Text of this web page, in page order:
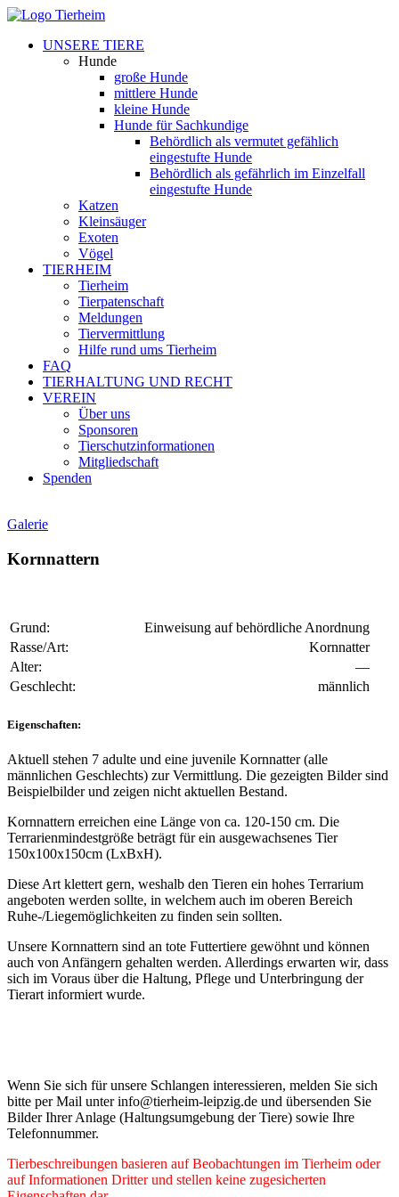
UNSERE TIERE
Hunde
große Hunde
mittlere Hunde
kleine Hunde
Hunde für Sachkundige
Behördlich als vermutet gefählich
eingestufte Hunde
Behördlich als gefährlich im Einzelfall
eingestufte Hunde
Katzen
Kleinsäuger
Exoten
Vögel
TIERHEIM
Tierheim
Tierpatenschaft
Meldungen
Tiervermittlung
Hilfe rund ums Tierheim
FAQ
TIERHALTUNG UND RECHT
VEREIN
Über uns
Sponsoren
Tierschutzinformationen
Mitgliedschaft
Spenden
Galerie
Kornnattern
Grund:
Einweisung auf behördliche Anordnung
Rasse/Art:
Kornnatter
Alter:
—
Geschlecht:
männlich
Eigenschaften:
Aktuell stehen 7 adulte und eine juvenile Kornnatter (alle
männlichen Geschlechts) zur Vermittlung. Die gezeigten Bilder sind
Beispielbilder und zeigen nicht aktuellen Bestand.
Kornnattern erreichen eine Länge von ca. 120-150 cm. Die
Terrarienmindestgröße beträgt für ein ausgewachsenes Tier
150x100x150cm (LxBxH).
Diese Art klettert gern, weshalb den Tieren ein hohes Terrarium
angeboten werden sollte, in welchem auch im oberen Bereich
Ruhe-/Liegemöglichkeiten zu finden sein sollten.
Unsere Kornnattern sind an tote Futtertiere gewöhnt und können
auch von Anfängern gehalten werden. Allerdings erwarten wir, dass
sich im Voraus über die Haltung, Pflege und Unterbringung der
Tierart informiert wurde.
Wenn Sie sich für unsere Schlangen interessieren, melden Sie sich
bitte per Mail unter info@tierheim-leipzig.de und übersenden Sie
Bilder Ihrer Anlage (Haltungsumgebung der Tiere) sowie Ihre
Telefonnummer.
Tierbeschreibungen basieren auf Beobachtungen im Tierheim oder
auf Informationen Dritter und stellen keine zugesicherten